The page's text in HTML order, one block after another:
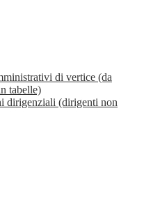
di vertice (da
tabelle)
dirigenziali (dirigenti non